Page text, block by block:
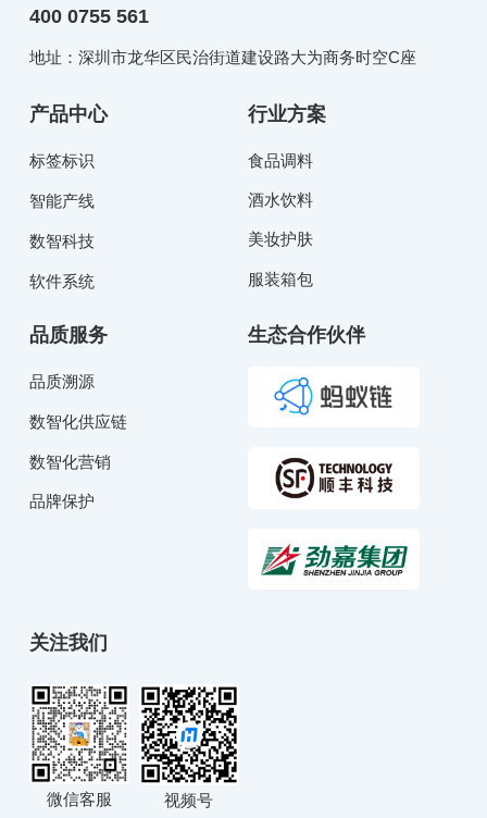
400 0755 561
地址：深圳市龙华区民治街道建设路大为商务时空C座
产品中心
标签标识
智能产线
数智科技
软件系统
行业方案
食品调料
酒水饮料
美妆护肤
服装箱包
品质服务
品质溯源
数智化供应链
数智化营销
品牌保护
生态合作伙伴
关注我们
微信客服 视频号